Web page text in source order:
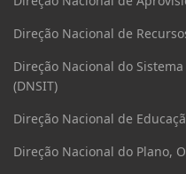
Direção Nacional de
Direção Nacional do
(DNSIT)
Direção Nacional de
Direção Nacional do Plano,